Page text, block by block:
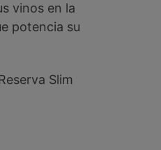
vinos en la
potencia su